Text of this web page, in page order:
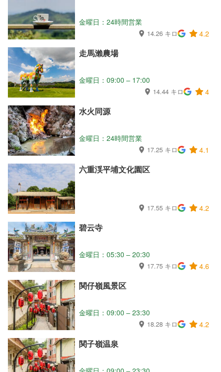
金曜日：24時間営業
14.26 キロ 4.2
走馬瀨農場
金曜日：09:00 – 17:00
14.44 キロ 4
水火同源
金曜日：24時間営業
17.25 キロ 4.1
六重渓平埔文化園区
17.55 キロ 4.2
碧云寺
金曜日：05:30 – 20:30
17.75 キロ 4.6
関仔嶺風景区
金曜日：09:00 – 23:30
18.28 キロ 4.2
関子嶺温泉